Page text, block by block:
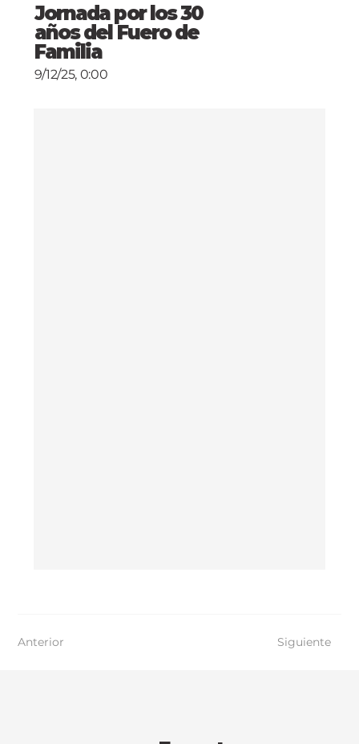
Jornada por los 30
años del Fuero de
Familia
9/12/25, 0:00
Anterior Siguiente